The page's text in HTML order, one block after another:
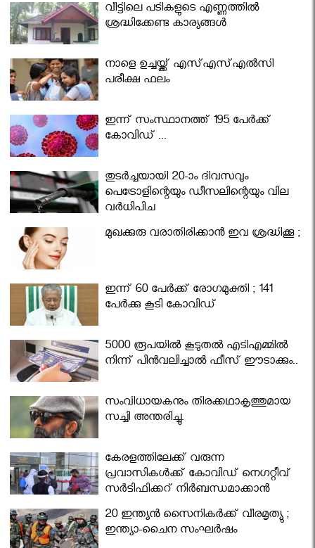
വീട്ടിലെ പടികളുടെ എണ്ണത്തിൽ
ശ്രദ്ധിക്കേണ്ട കാര്യങ്ങൾ
നാളെ ഉച്ചയ്ക്ക് എസ്എസ്എല്‍സി
പരീക്ഷ ഫലം
ഇന്ന് സംസ്ഥാനത്ത് 195 പേര്‍ക്ക്
കോവിഡ് ...
തുടർച്ചയായി 20-ാം ദിവസവും
പെട്രോളിന്റെയും ഡീസലിന്റെയും വില
വര്‍ധിപ്പിച്ചു
മുഖക്കുരു വരാതിരിക്കാന്‍ ഇവ ശ്രദ്ധിക്കൂ ;
ഇന്ന് 60 പേർക്ക് രോഗമുക്തി ; 141
പേര്‍ക്കു കൂടി കോവിഡ്
5000 രൂപയിൽ കൂടുതൽ എടിഎമ്മിൽ
നിന്ന് പിൻവലിച്ചാൽ ഫീസ് ഈടാക്കും..
സംവിധായകനും തിരക്കഥാകൃത്തുമായ
സച്ചി അന്തരിച്ചു.
കേരളത്തിലേക്ക് വരുന്ന
പ്രവാസികള്‍ക്ക് കോവിഡ് നെഗറ്റീവ്
സര്‍ട്ടിഫിക്കറ്റ് നിർബന്ധമാക്കാൻ
മന്ത്രിസഭ
20 ഇന്ത്യൻ സൈനികർക്ക് വീരമൃത്യു ;
ഇന്ത്യാ-ചൈന സംഘർഷം